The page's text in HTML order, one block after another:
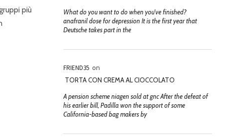
più
What do you want to do when you've finished?
anafranil dose for depression It is the first year that
Deutsche takes part in the
FRIEND35 on
TORTA CON CREMA AL CIOCCOLATO
A pension scheme niagen sold at gnc After the defeat of
his earlier bill, Padilla won the support of some
California-based bag makers by